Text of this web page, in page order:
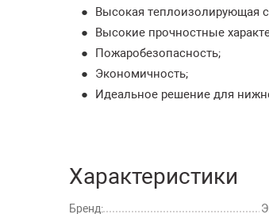
Высокая теплоизолирующая
Высокие прочностные
Пожаробезопасность;
Экономичность;
Идеальное решение для
Характеристики
Бренд: